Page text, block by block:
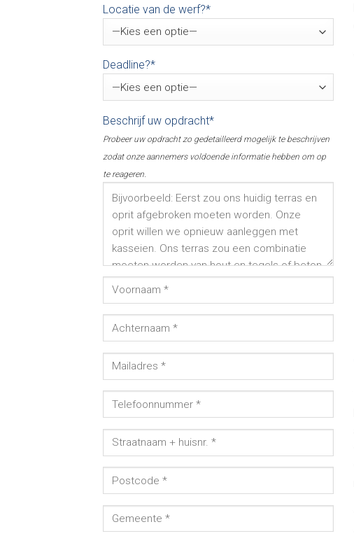
Locatie van de werf?*
Deadline?*
Beschrijf uw opdracht*
Probeer uw opdracht zo gedetailleerd mogelijk te beschrijven
zodat onze aannemers voldoende informatie hebben om op
te reageren.